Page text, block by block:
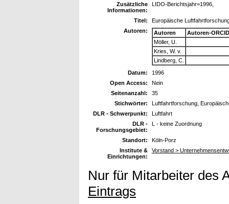
Zusätzliche
Informationen:
LIDO-Berichtsjahr=1996,
Titel:
Europäische
Autoren:
Autoren
Autoren-
Möller, U.
Kries, W. v.
Lindberg, C.
Datum:
1996
Open Access:
Nein
Seitenanzahl:
35
Stichwörter:
Luftfahrtforschung,
DLR - Schwerpunkt:
Luftfahrt
DLR -
Forschungsgebiet:
L - keine Zuordnung
Standort:
Köln-Porz
Institute &
Einrichtungen:
Vorstand >
Nur für Mitarbeiter des
Eintrags